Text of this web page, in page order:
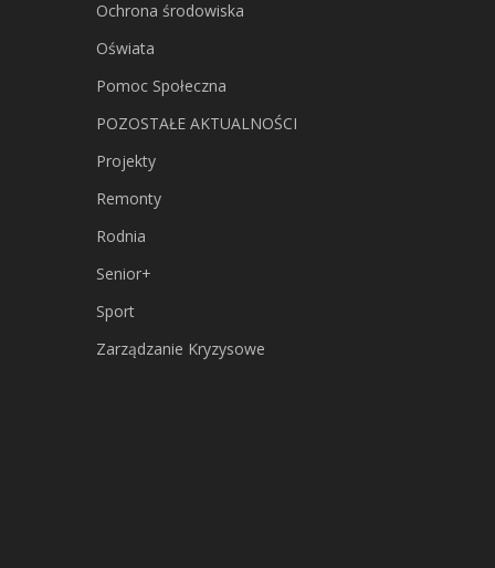
Ochrona środowiska
Oświata
Pomoc Społeczna
POZOSTAŁE AKTUALNOŚCI
Projekty
Remonty
Rodnia
Senior+
Sport
Zarządzanie Kryzysowe